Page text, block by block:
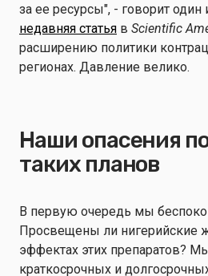
за ее ресурсы", - говорит один
недавняя статья в Scientific
расширению политики
регионах. Давление велико.
Наши опасения
таких планов
В первую очередь мы
Просвещены ли нигерийские
эффектах этих препаратов?
краткосрочных и